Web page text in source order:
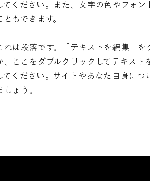
てください。また、文字の色やフォン
ともできます。
れは段落です。「テキストを編集」を
、ここをダブルクリックしてテキスト
てください。サイトやあなた自身につ
しょう。